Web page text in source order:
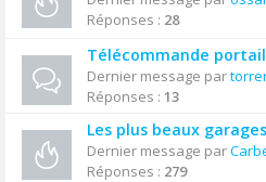
Réponses : 28
Télécommande portail
Dernier message par
Réponses : 13
Les plus beaux
Dernier message par
Réponses : 279